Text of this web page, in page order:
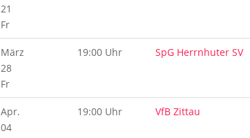
21
Fr
März
28
Fr
19:00 Uhr SpG Herrnhuter SV
Apr.
04
19:00 Uhr VfB Zittau